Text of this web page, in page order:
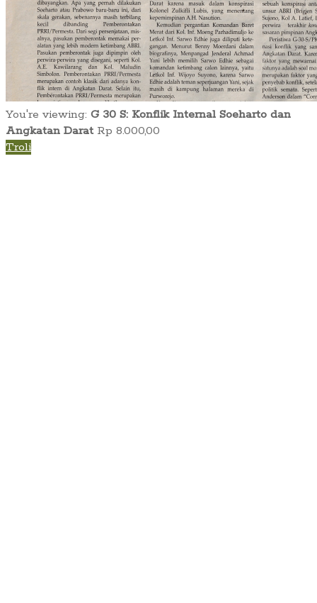
You're viewing: G 30 S: Konflik Internal Soeharto dan
Angkatan Darat Rp 8.000,00
Troli